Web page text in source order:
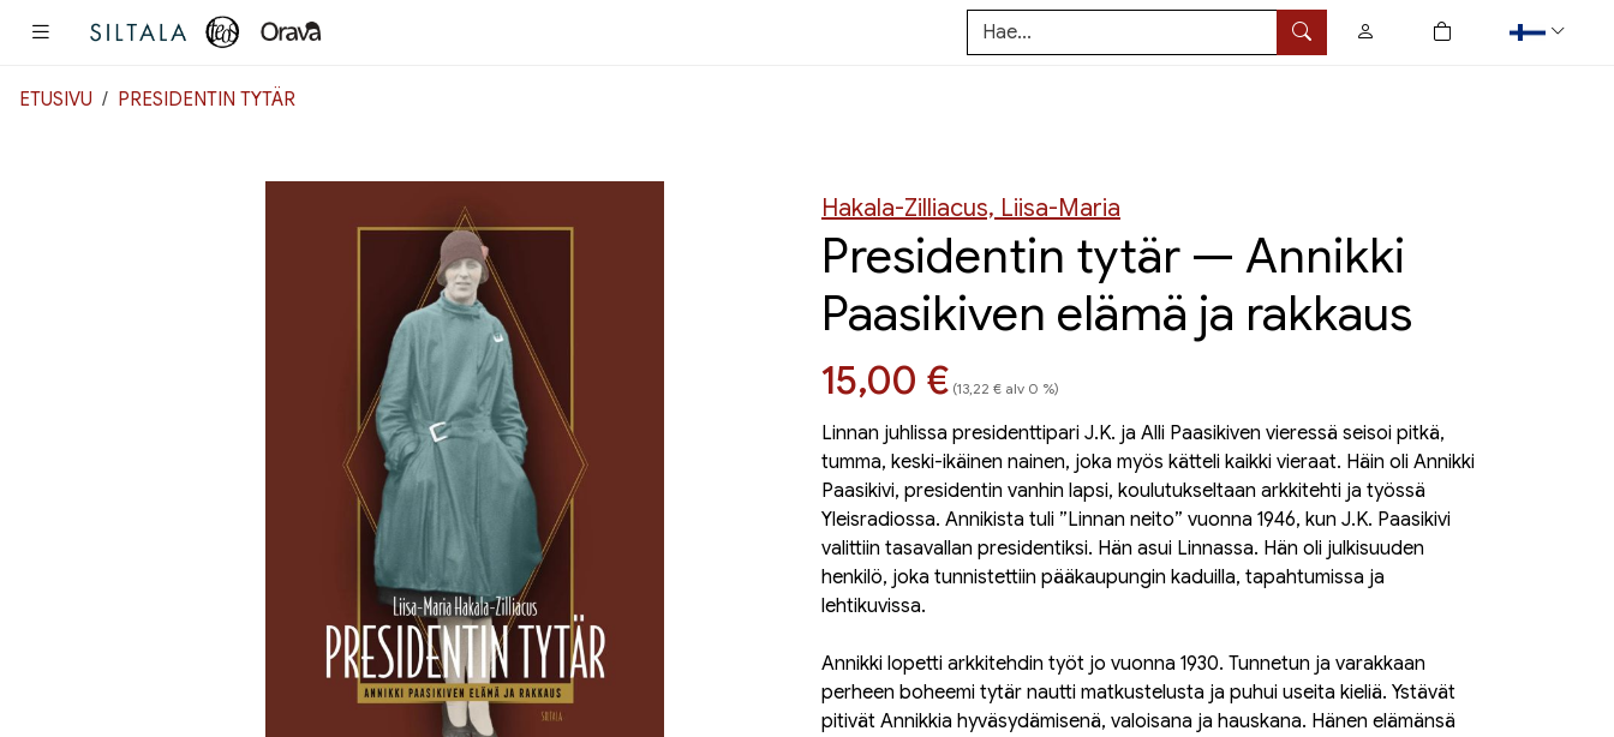
Hae
0
tuotetta ostoskorissa
ETUSIVU PRESIDENTIN TYTÄR
Hakala-Zilliacus, Liisa-Maria
Presidentin tytär — Annikki
Paasikiven elämä ja rakkaus
Hinta nyt
15,00 € (13,22 € alv 0 %)
Linnan juhlissa presidenttipari J.K. ja Alli Paasikiven vieressä seisoi pitkä,
tumma, keski-ikäinen nainen, joka myös kätteli kaikki vieraat. Häin oli Annikki
Paasikivi, presidentin vanhin lapsi, koulutukseltaan arkkitehti ja työssä
Yleisradiossa. Annikista tuli ”Linnan neito” vuonna 1946, kun J.K. Paasikivi
valittiin tasavallan presidentiksi. Hän asui Linnassa. Hän oli julkisuuden
henkilö, joka tunnistettiin pääkaupungin kaduilla, tapahtumissa ja
lehtikuvissa.
Annikki lopetti arkkitehdin työt jo vuonna 1930. Tunnetun ja varakkaan
perheen boheemi tytär nautti matkustelusta ja puhui useita kieliä. Ystävät
pitivät Annikkia hyväsydämisenä, valoisana ja hauskana. Hänen elämänsä